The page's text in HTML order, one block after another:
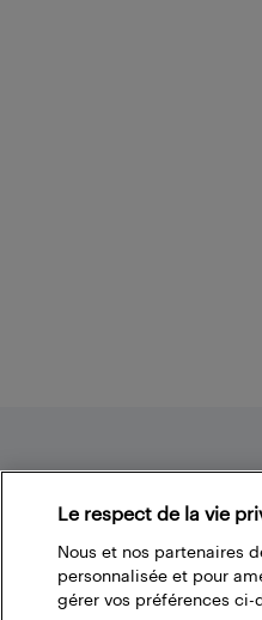
À propos du blogue
Branchez-vous à la
Le respect de la vie
Nous et nos partenaires
personnalisée et pour
gérer vos préférences ci-